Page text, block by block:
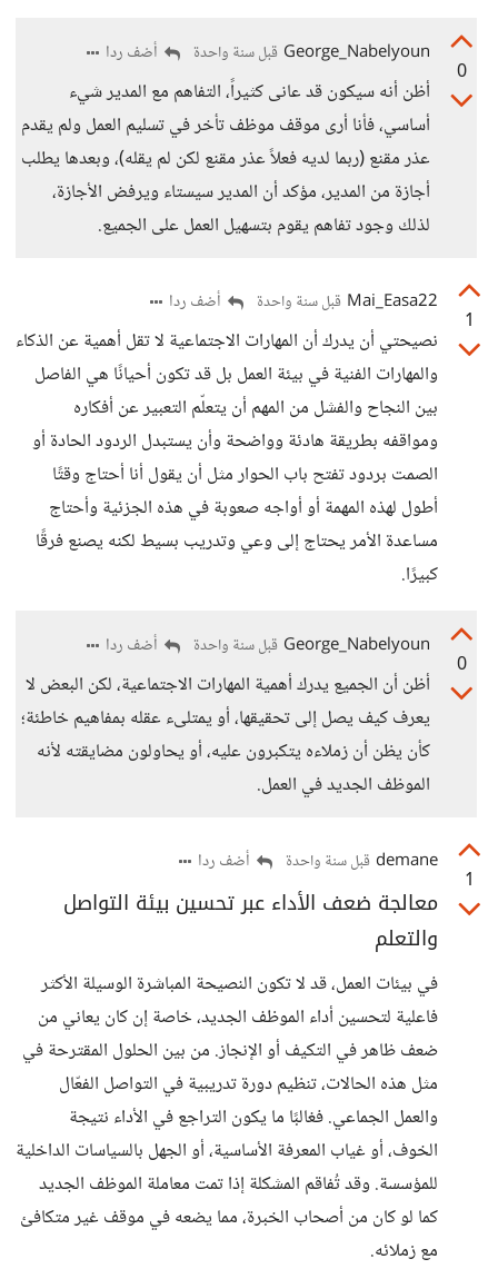
0
George_Nabelyoun قبل سنة واحدة أضف ردا
أظن أنه سيكون قد عانى كثيراً، التفاهم مع المدير شيء
أساسي، فأنا أرى موقف موظف تأخر في تسليم العمل ولم يقدم
عذر مقنع (ربما لديه فعلاً عذر مقنع لكن لم يقله)، وبعدها يطلب
أجازة من المدير، مؤكد أن المدير سيستاء ويرفض الأجازة،
لذلك وجود تفاهم يقوم بتسهيل العمل على الجميع.
1
Mai_Easa22 قبل سنة واحدة أضف ردا
نصيحتي أن يدرك أن المهارات الاجتماعية لا تقل أهمية عن الذكاء
والمهارات الفنية في بيئة العمل بل قد تكون أحيانًا هي الفاصل
بين النجاح والفشل من المهم أن يتعلّم التعبير عن أفكاره
ومواقفه بطريقة هادئة وواضحة وأن يستبدل الردود الحادة أو
الصمت بردود تفتح باب الحوار مثل أن يقول أنا أحتاج وقتًا
أطول لهذه المهمة أو أواجه صعوبة في هذه الجزئية وأحتاج
مساعدة الأمر يحتاج إلى وعي وتدريب بسيط لكنه يصنع فرقًا
كبيرًا.
0
George_Nabelyoun قبل سنة واحدة أضف ردا
أظن أن الجميع يدرك أهمية المهارات الاجتماعية، لكن البعض لا
يعرف كيف يصل إلى تحقيقها، أو يمتلىء عقله بمفاهيم خاطئة؛
كأن يظن أن زملاءه يتكبرون عليه، أو يحاولون مضايقته لأنه
الموظف الجديد في العمل.
1
demane قبل سنة واحدة أضف ردا
معالجة ضعف الأداء عبر تحسين بيئة التواصل
والتعلم
في بيئات العمل، قد لا تكون النصيحة المباشرة الوسيلة الأكثر
فاعلية لتحسين أداء الموظف الجديد، خاصة إن كان يعاني من
ضعف ظاهر في التكيف أو الإنجاز. من بين الحلول المقترحة في
مثل هذه الحالات، تنظيم دورة تدريبية في التواصل الفعّال
والعمل الجماعي. فغالبًا ما يكون التراجع في الأداء نتيجة
الخوف، أو غياب المعرفة الأساسية، أو الجهل بالسياسات الداخلية
للمؤسسة. وقد تُفاقم المشكلة إذا تمت معاملة الموظف الجديد
كما لو كان من أصحاب الخبرة، مما يضعه في موقف غير متكافئ
مع زملائه.